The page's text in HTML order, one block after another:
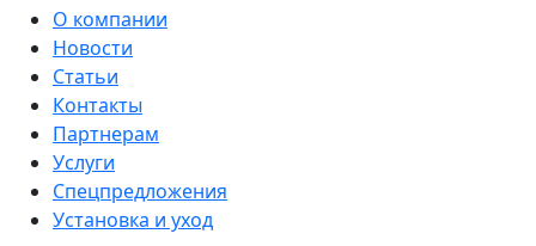
О компании
Новости
Статьи
Контакты
Партнерам
Услуги
Спецпредложения
Установка и уход